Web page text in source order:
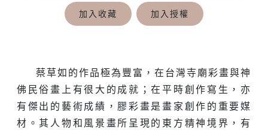
加入收藏 加入授權
蔡草如的作品極為豐富，在台灣寺廟彩畫與神
佛民俗畫上有很大的成就；在平時創作寫生，亦
有傑出的藝術成績，膠彩畫是畫家創作的重要媒
材。其人物和風景畫所呈現的東方精神境界，有